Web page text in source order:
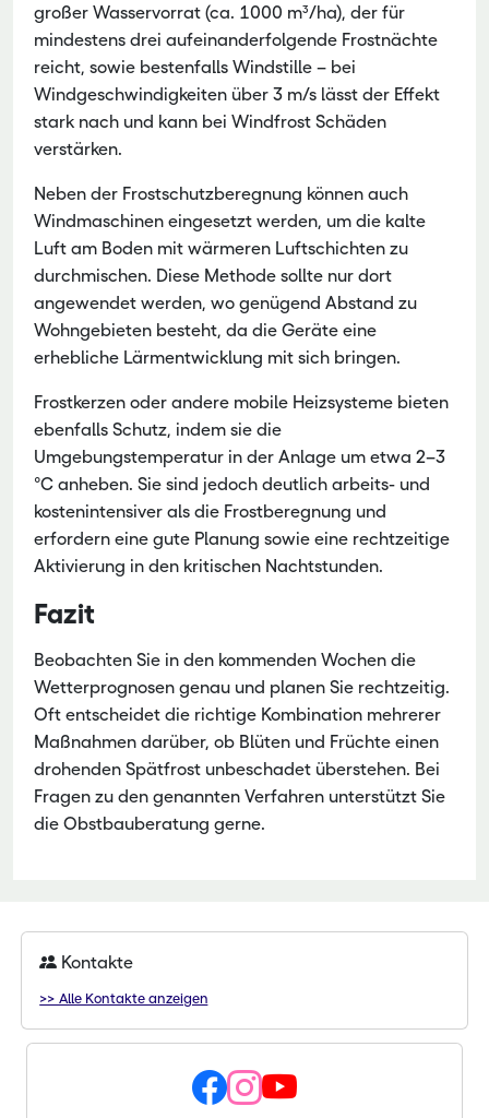
großer Wasservorrat (ca. 1000 m³/ha), der für
mindestens drei aufeinanderfolgende Frostnächte
reicht, sowie bestenfalls Windstille – bei
Windgeschwindigkeiten über 3 m/s lässt der Effekt
stark nach und kann bei Windfrost Schäden
verstärken.
Neben der Frostschutzberegnung können auch
Windmaschinen eingesetzt werden, um die kalte
Luft am Boden mit wärmeren Luftschichten zu
durchmischen. Diese Methode sollte nur dort
angewendet werden, wo genügend Abstand zu
Wohngebieten besteht, da die Geräte eine
erhebliche Lärmentwicklung mit sich bringen.
Frostkerzen oder andere mobile Heizsysteme bieten
ebenfalls Schutz, indem sie die
Umgebungstemperatur in der Anlage um etwa 2–3
°C anheben. Sie sind jedoch deutlich arbeits- und
kostenintensiver als die Frostberegnung und
erfordern eine gute Planung sowie eine rechtzeitige
Aktivierung in den kritischen Nachtstunden.
Fazit
Beobachten Sie in den kommenden Wochen die
Wetterprognosen genau und planen Sie rechtzeitig.
Oft entscheidet die richtige Kombination mehrerer
Maßnahmen darüber, ob Blüten und Früchte einen
drohenden Spätfrost unbeschadet überstehen. Bei
Fragen zu den genannten Verfahren unterstützt Sie
die Obstbauberatung gerne.
Kontakte
>> Alle Kontakte anzeigen